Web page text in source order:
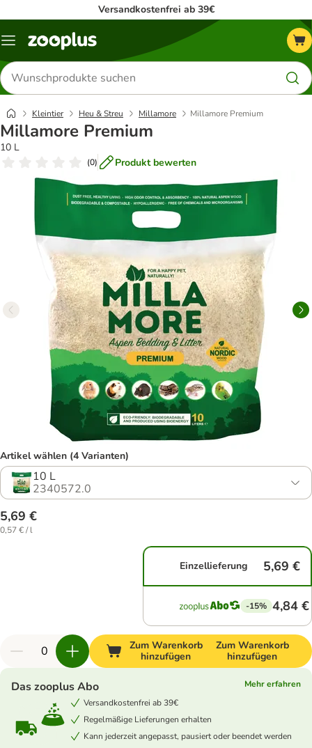
Versandkostenfrei ab 39€
Menü
Produkte
suchen
Kleintier Heu & Streu Millamore Millamore Premium
Millamore Premium
10 L
(0) Produkt bewerten
Artikel wählen (4 Varianten)
10 L
2340572.0
5,69 €
0,57 € / l
Einzellieferung 5,69 €
-15% 4,84 €
Zum Warenkorb
hinzufügen
Zum Warenkorb
hinzufügen
Das zooplus Abo
Mehr erfahren
Versandkostenfrei ab 39€
Regelmäßige Lieferungen erhalten
Kann jederzeit angepasst, pausiert oder beendet werden